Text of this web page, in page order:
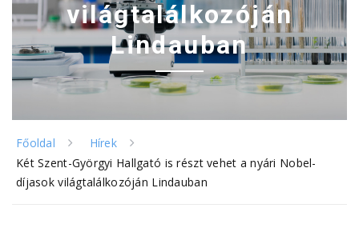
világtalálkozóján
Lindauban
Főoldal
Hírek
Két Szent-Györgyi Hallgató is részt vehet a nyári Nobel-
díjasok világtalálkozóján Lindauban